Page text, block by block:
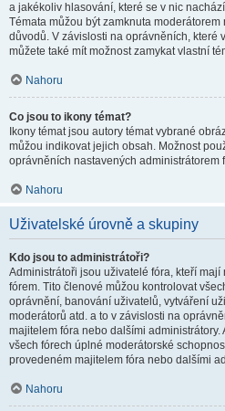
a jakékoliv hlasování, které se v nic
Témata můžou být zamknuta
důvodů. V závislosti na oprávněních, které
můžete také mít možnost zamykat vlastní
Nahoru
Co jsou to ikony témat?
Ikony témat jsou autory témat vybrané
můžou indikovat jejich obsah. Možnost
oprávněních nastavených administrátorem
Nahoru
Uživatelské úrovně a skupiny
Kdo jsou to administrátoři?
Administrátoři jsou uživatelé fóra, kteří
fórem. Tito členové můžou kontrolovat
oprávnění, banování uživatelů, vytváření
moderátorů atd. a to v závislosti na
majitelem fóra nebo dalšími administrátory.
všech fórech úplné moderátorské
provedeném majitelem fóra nebo dalšími
Nahoru